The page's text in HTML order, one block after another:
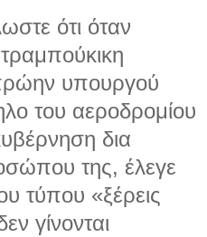
ότι όταν
υπουργού
του αεροδρομίου
δια
της, έλεγε
τύπου «ξέρεις
γίνονται